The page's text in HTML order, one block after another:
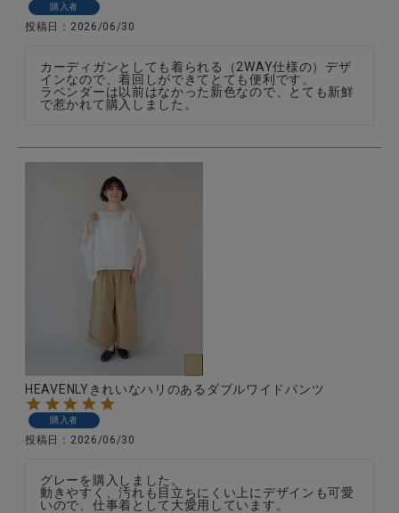
ショップリスト
購入者
投稿日 2026/06/30
カーディガンとしても着られる（2WAY仕様の）デザ
インなので、着回しができてとても便利です。
ラベンダーは以前はなかった新色なので、とても新鮮
で惹かれて購入しました。
HEAVENLYきれいなハリのあるダブルワイドパンツ
購入者
投稿日 2026/06/30
グレーを購入しました。
動きやすく、汚れも目立ちにくい上にデザインも可愛
いので、仕事着として大愛用しています。